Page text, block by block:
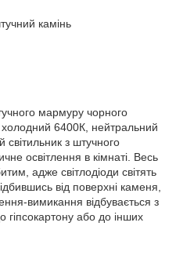
камінь
мармуру чорного
холодний 6400К, нейтральний
з штучного
освітлення в кімнаті. Весь
адже світлодіоди світять
від поверхні каменя,
вимикання відбувається з
гіпсокартону або до інших